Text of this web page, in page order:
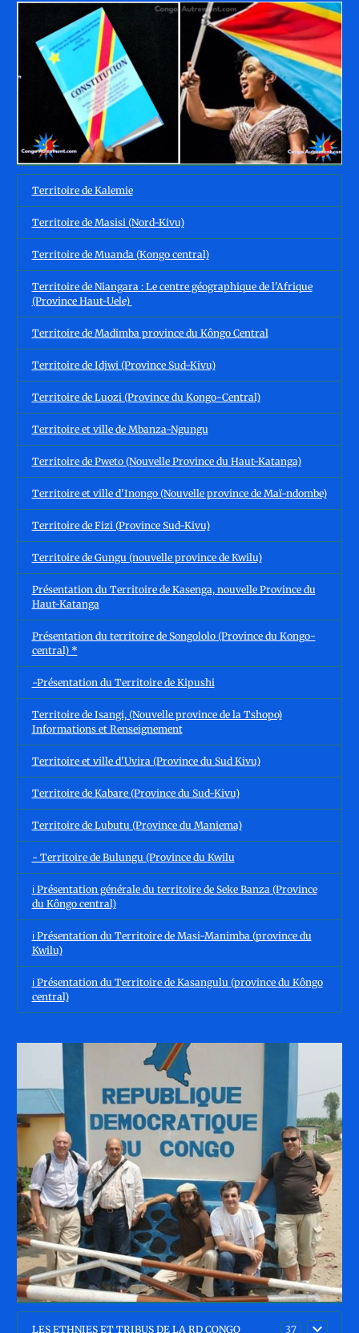
Territoire de Kalemie
Territoire de Masisi (Nord-Kivu)
Territoire de Muanda (Kongo central)
Territoire de Niangara : Le centre géographique de l'Afrique
(Province Haut-Uele)
Territoire de Madimba province du Kôngo Central
Territoire de Idjwi (Province Sud-Kivu)
Territoire de Luozi (Province du Kongo-Central)
Territoire et ville de Mbanza-Ngungu
Territoire de Pweto (Nouvelle Province du Haut-Katanga)
Territoire et ville d'Inongo (Nouvelle province de Maï-ndombe)
Territoire de Fizi (Province Sud-Kivu)
Territoire de Gungu (nouvelle province de Kwilu)
Présentation du Territoire de Kasenga, nouvelle Province du
Haut-Katanga
Présentation du territoire de Songololo (Province du Kongo-
central) *
-Présentation du Territoire de Kipushi
Territoire de Isangi, (Nouvelle province de la Tshopo)
Informations et Renseignement
Territoire et ville d'Uvira (Province du Sud Kivu)
Territoire de Kabare (Province du Sud-Kivu)
Territoire de Lubutu (Province du Maniema)
- Territoire de Bulungu (Province du Kwilu
ℹ️ Présentation générale du territoire de Seke Banza (Province
du Kôngo central)
ℹ️ Présentation du Territoire de Masi-Manimba (province du
Kwilu)
ℹ️ Présentation du Territoire de Kasangulu (province du Kôngo
central)
LES ETHNIES ET TRIBUS DE LA RD CONGO 37